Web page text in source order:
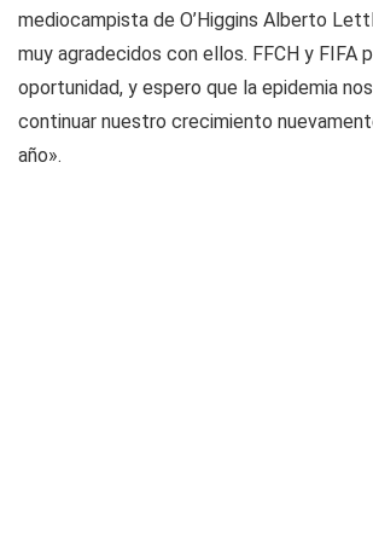
mediocampista de O’Higgins Alberto
muy agradecidos con ellos. FFCH y FIFA
oportunidad, y espero que la epidemia
continuar nuestro crecimiento
año».